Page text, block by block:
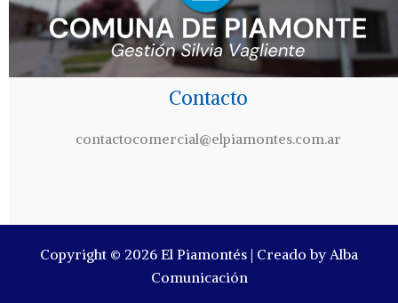
Contacto
contactocomercial@elpiamontes.com.ar
Copyright © 2026 El Piamontés | Creado by Alba
Comunicación